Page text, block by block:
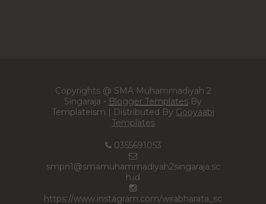
Copyrights @ SMA Muhammadiyah 2
Singaraja - Blogger Templates By
Templateism | Distributed By Gooyaabi
Templates
0355691053
smpn1@smamuhammadiyah2singaraja.sc
h.id
https://www.instagram.com/wirabharata_sc